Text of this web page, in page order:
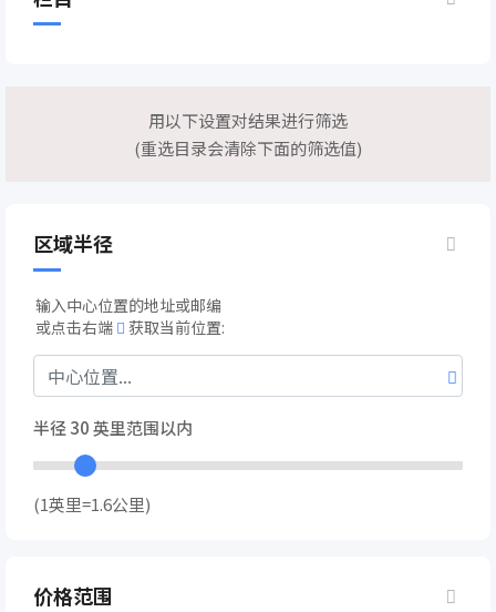
用以下设置对结果进行筛选
(重选目录会清除下面的筛选值)
区域半径
输入中心位置的地址或邮编
或点击右端
获取当前位置:
半径30英里范围以内
(1英里=1.6公里)
价格范围